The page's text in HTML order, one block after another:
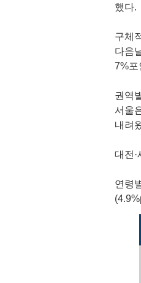
했다.
구체
다음
7%포
권역
서울
내려
대전
연령